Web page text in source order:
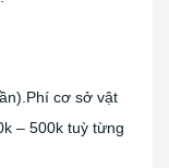
cơ sở vật
– 500k tuỳ từng